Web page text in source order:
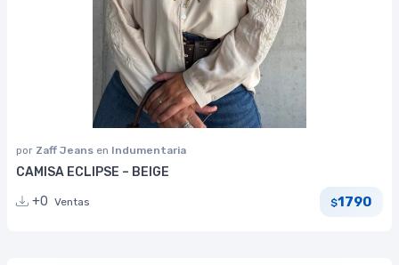
por Zaff Jeans en Indumentaria
CAMISA ECLIPSE – BEIGE
+0 Ventas $1790